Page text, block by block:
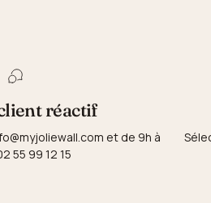
réactif
et de 9h à
55 99 12 15